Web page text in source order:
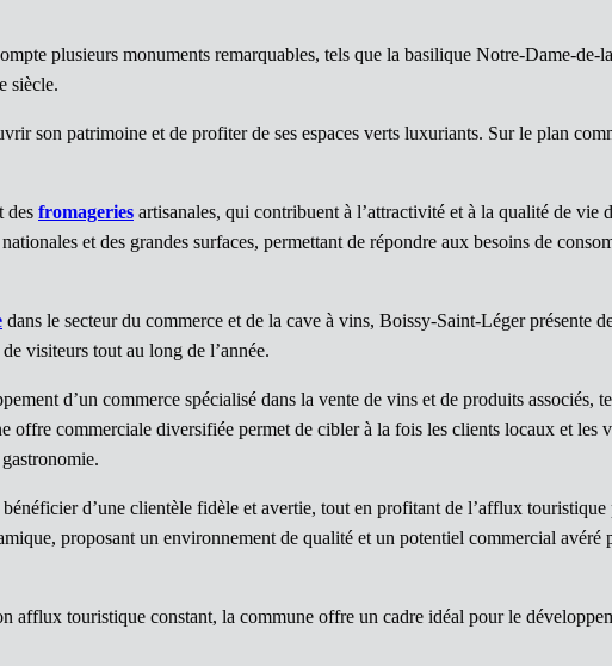
plusieurs monuments remarquables, tels que la basilique Notre-Dame-de-
siècle.
son patrimoine et de profiter de ses espaces verts luxuriants. Sur le plan
des fromageries artisanales, qui contribuent à l’attractivité et à la qualité de vie
et des grandes surfaces, permettant de répondre aux besoins de
dans le secteur du commerce et de la cave à vins, Boissy-Saint-Léger présente
visiteurs tout au long de l’année.
d’un commerce spécialisé dans la vente de vins et de produits associés,
offre commerciale diversifiée permet de cibler à la fois les clients locaux et les
d’une clientèle fidèle et avertie, tout en profitant de l’afflux
proposant un environnement de qualité et un potentiel commercial avéré
afflux touristique constant, la commune offre un cadre idéal pour le